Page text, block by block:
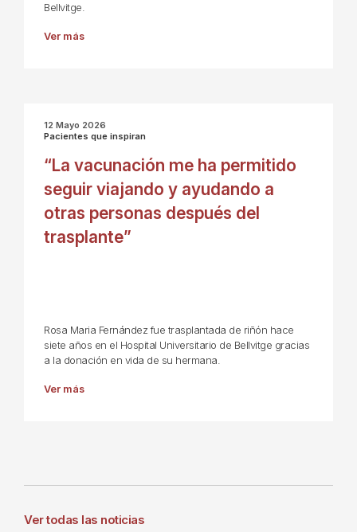
Bellvitge.
Ver más
12 Mayo 2026
Pacientes que inspiran
“La vacunación me ha permitido
seguir viajando y ayudando a
otras personas después del
trasplante”
Rosa Maria Fernández fue trasplantada de riñón hace
siete años en el Hospital Universitario de Bellvitge gracias
a la donación en vida de su hermana.
Ver más
Ver todas las noticias